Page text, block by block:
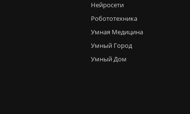
Нейросети
Робототехника
Умная Медицина
Умный Город
Умный Дом